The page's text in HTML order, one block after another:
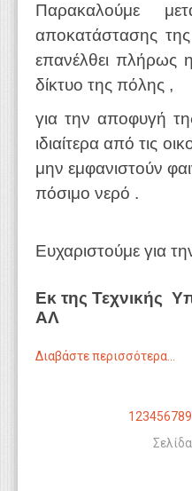
Παρακαλούμε
αποκατάστασης
επανέλθει πλήρως
δίκτυο της πόλης ,
για την αποφυγή
ιδιαίτερα από τις
μην εμφανιστούν
πόσιμο νερό .
Ευχαριστούμε για
Εκ της Τεχνικής
ΑΛ
Διαβάστε περισσότερα...
123456789